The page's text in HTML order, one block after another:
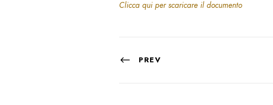
Clicca qui per scaricare il documento
PREV